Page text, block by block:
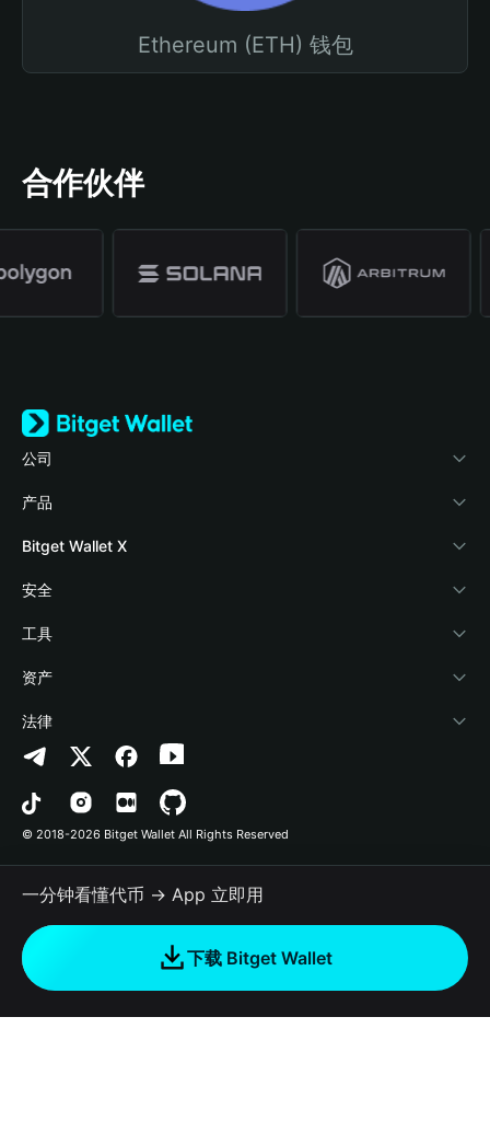
Ethereum (ETH) 钱包
合作伙伴
公司
关于 Bitget Wallet
博客
学院
加密资讯
帮助中心
联系我们
品牌资源
工作机会
产品
加密卡
稳定币理财
Payfi Crypto
Crypto Swap API
山寨季指数
预测市场
DApp
RWA
如何购买加密货币
Bitget Wallet X
开发者文档
接入钱包
Bitget Wallet Pay
合作上架
安全
风险保障基金
安全防护技术
工具
快捷买币
授权检测
合约检测
批量转账
资产
Arbitrum
Avalanche
Bitcoin
Polygon
法律
隐私协议
用户使用协议
© 2018-2026 Bitget Wallet All Rights Reserved
一分钟看懂代币 → App 立即用
下载 Bitget Wallet